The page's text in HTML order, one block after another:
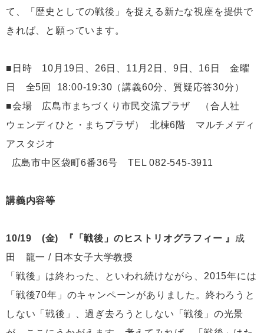
て、「歴史としての戦後」を捉える新たな視座を提供で
きれば、と願っています。
■日時 10月19日、26日、11月2日、9日、16日 金曜
日 全5回 18:00-19:30（講義60分、質疑応答30分）
■会場 広島市まちづくり市民交流プラザ （合人社
ウェンディひと・まちプラザ） 北棟6階 マルチメディ
アスタジオ
広島市中区袋町6番36号 TEL 082-545-3911
講義内容等
10/19 (金) 『「戦後」のヒストリオグラフィー 』
成
田 龍一 / 日本女子大学教授
「戦後」は終わった、といわれ続けながら、2015年には
「戦後70年」のキャンペーンがありました。終わろうと
しない「戦後」、過ぎ去ろうとしない「戦後」の光景